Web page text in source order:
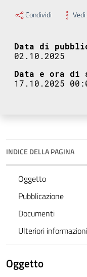
Condividi
Data di
02.10.2025
Data e ora di
17.10.2025
INDICE DELLA PAGINA
Oggetto
Pubblicazione
Documenti
Ulteriori informazioni
Oggetto